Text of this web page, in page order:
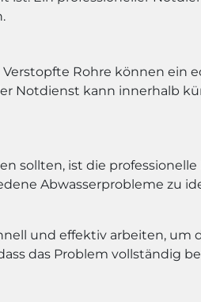
Rohre können ein
Notdienst kann innerhalb
sollten, ist die professionelle
Abwasserprobleme zu
und effektiv arbeiten, um
das Problem vollständig